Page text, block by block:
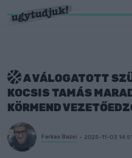
A VÁLOGATOTT
KOCSIS TAMÁS
KÖRMEND
Farkas Bazsi 2025-11-03